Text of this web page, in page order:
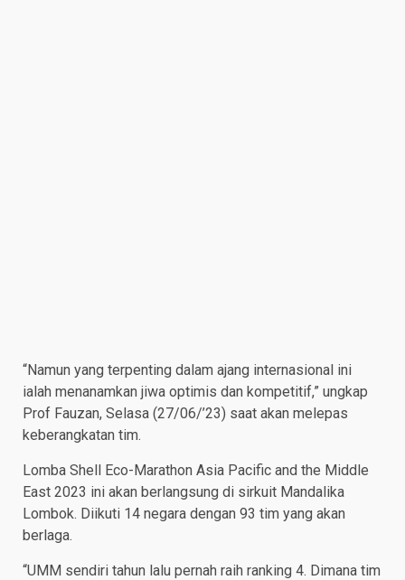
“Namun yang terpenting dalam ajang internasional ini
ialah menanamkan jiwa optimis dan kompetitif,” ungkap
Prof Fauzan, Selasa (27/06/’23) saat akan melepas
keberangkatan tim.
Lomba Shell Eco-Marathon Asia Pacific and the Middle
East 2023 ini akan berlangsung di sirkuit Mandalika
Lombok. Diikuti 14 negara dengan 93 tim yang akan
berlaga.
“UMM sendiri tahun lalu pernah raih ranking 4. Dimana tim